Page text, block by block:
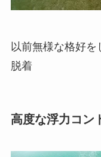
以前無様な格好
脱着
高度な浮力コン